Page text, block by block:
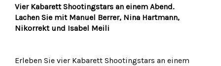
Vier Kabarett Shootingstars an einem Abend.
Lachen Sie mit Manuel Berrer, Nina Hartmann,
Nikorrekt und Isabel Meili
Erleben Sie vier Kabarett Shootingstars an einem